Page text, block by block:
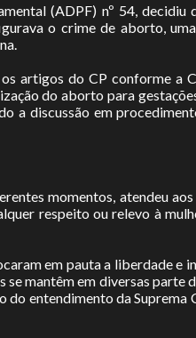
(ADPF) nº 54, decidiu
o crime de aborto,
artigos do CP conforme a
do aborto para
a discussão em
momentos, atendeu
respeito ou relevo à
em pauta a liberdade e
mantêm em diversas parte
do entendimento da Suprema